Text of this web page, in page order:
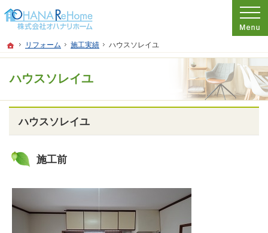
ホーム
リフォーム 施工実績 ハウスソレイユ
ハウスソレイユ
プロの目線からご提案。神奈川県茅ケ崎市のリフォームを手がける工務店なら当社
リフォームをお考えなら神奈川県茅ケ崎市の工務店【オハナリホーム】へ！
ハウスソレイユ
施工前